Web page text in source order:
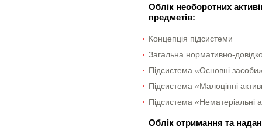
Облік необоротних
предметів:
Концепція підсистеми
Загальна нормативно-
Підсистема «Основні
Підсистема «Малоцінні
Підсистема «Нематеріальні
Облік отримання та